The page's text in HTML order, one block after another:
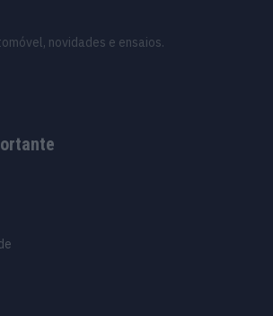
novidades e ensaios.